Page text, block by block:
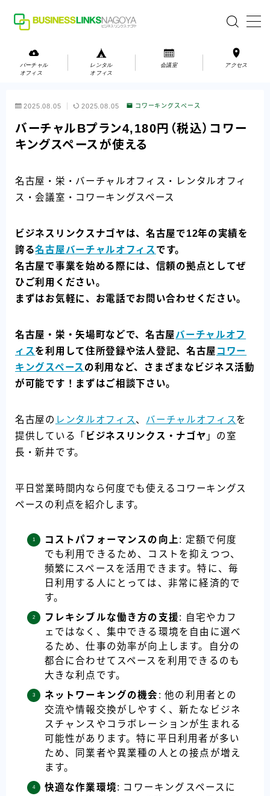
会議室
お問い合わせ
お問い合わせ
ご利用の流れ
アクセス
会社案内
バーチャル
オフィス
レンタル
オフィス
会議室 アクセス
2025.08.05 2025.08.05 コワーキングスペース
バーチャルBプラン4,180円（税込）コワー
キングスペースが使える
名古屋・栄・バーチャルオフィス・レンタルオフィ
ス・会議室・コワーキングスペース
ビジネスリンクスナゴヤは、名古屋で12年の実績を
誇る名古屋バーチャルオフィス です。
名古屋で事業を始める際には、信頼の拠点としてぜ
ひご利用ください。
まずはお気軽に、お電話でお問い合わせください。
名古屋・栄・矢場町などで、名古屋バーチャルオフ
ィスを利用して住所登録や法人登記、名古屋 コワー
キングスペース の利用など、さまざまなビジネス活動
が可能です！まずはご相談下さい。
名古屋の レンタルオフィス 、 バーチャルオフィス を
提供している「 ビジネスリンクス・ナゴヤ 」の室
長・新井です。
平日営業時間内なら何度でも使えるコワーキングス
ペースの利点を紹介します。
コストパフォーマンスの向上 : 定額で何度
でも利用できるため、コストを抑えつつ、
頻繁にスペースを活用できます。特に、毎
日利用する人にとっては、非常に経済的で
す。
フレキシブルな働き方の支援: 自宅やカフ
ェではなく、集中できる環境を自由に選べ
るため、仕事の効率が向上します。自分の
都合に合わせてスペースを利用できるのも
大きな利点です。
ネットワーキングの機会 : 他の利用者との
交流や情報交換がしやすく、新たなビジネ
スチャンスやコラボレーションが生まれる
可能性があります。特に平日利用者が多い
ため、同業者や異業種の人との接点が増え
ます。
快適な作業環境: コワーキングスペースに